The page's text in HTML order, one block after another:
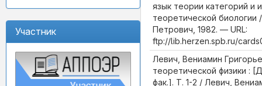
Участник
язык теории категорий и
теоретической биологии
Петрович, 1982. — URL:
ftp://lib.herzen.spb.ru/
Левич, Вениамин
теоретической физики :
фак.]. Т. 1-2 / Левич,